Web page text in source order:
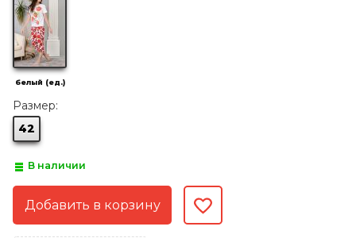
белый (ед.)
Размер:
42
В наличии